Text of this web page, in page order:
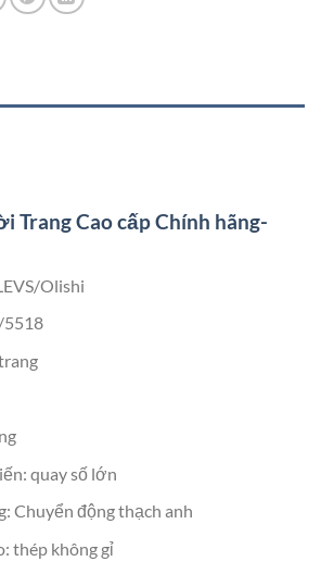
Trang Cao cấp Chính hãng-
Olishi
5518
quay số lớn
Chuyển động thạch anh
thép không gỉ